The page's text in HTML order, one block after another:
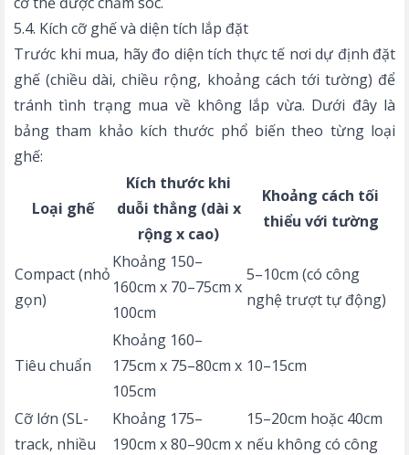
5.4. Kích cỡ ghế và diện tích lắp đặt
Trước khi mua, hãy đo diện tích thực tế nơi dự định đặt
ghế (chiều dài, chiều rộng, khoảng cách tới tường) để
tránh tình trạng mua về không lắp vừa. Dưới đây là
bảng tham khảo kích thước phổ biến theo từng loại
ghế:
Loại ghế
Kích thước khi
duỗi thẳng (dài x
rộng x cao)
Khoảng cách tối
thiểu với tường
Compact (nhỏ
gọn)
Khoảng 150–
160cm x 70–75cm x
100cm
5–10cm (có công
nghệ trượt tự động)
Tiêu chuẩn
Khoảng 160–
175cm x 75–80cm x
105cm
10–15cm
Cỡ lớn (SL-
track, nhiều
Khoảng 175–
190cm x 80–90cm x
15–20cm hoặc 40cm
nếu không có công